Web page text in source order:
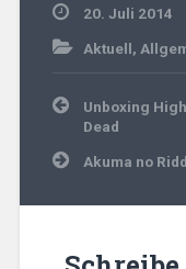
20. Juli 2014
Aktuell,
Unboxing
Dead
Akuma no